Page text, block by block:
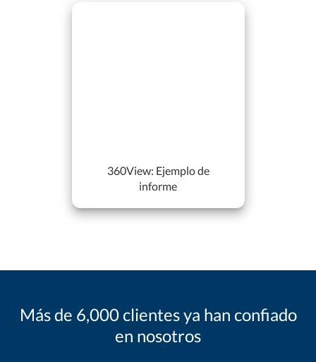
360View: Ejemplo de
informe
Más de 6,000 clientes ya han confiado
en nosotros